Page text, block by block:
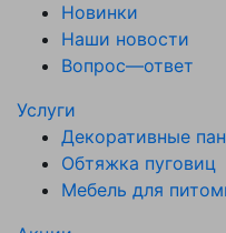
Новинки
Наши новости
Вопрос—ответ
Услуги
Декоративные
Обтяжка пуговиц
Мебель для